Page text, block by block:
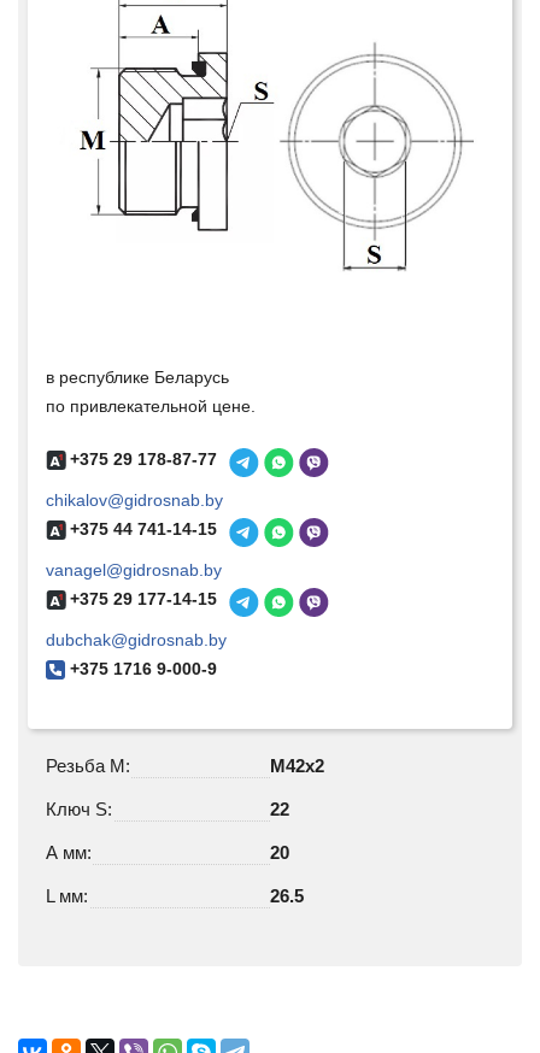
в республике Беларусь
по привлекательной цене.
+375 29 178-87-77
chikalov@gidrosnab.by
+375 44 741-14-15
vanagel@gidrosnab.by
+375 29 177-14-15
dubchak@gidrosnab.by
+375 1716 9-000-9
Резьба М: М42х2
Ключ S: 22
А мм: 20
L мм: 26.5